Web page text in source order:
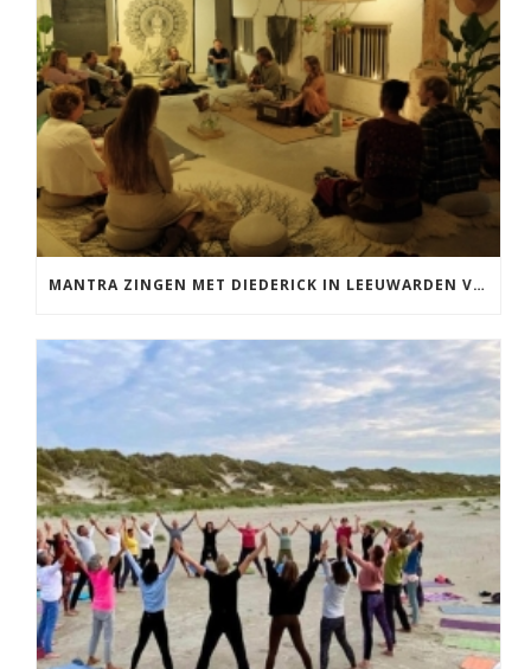
MANTRA ZINGEN MET DIEDERICK IN LEEUWARDEN VRIJDAG 12 JUNI KIRTAN